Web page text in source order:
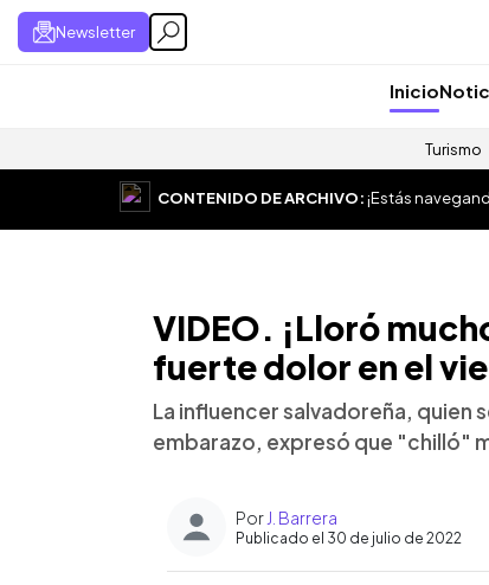
Newsletter
Inicio
Turismo
CONTENIDO DE ARCHIVO:¡Estás
VIDEO. ¡Lloró
fuerte dolor en el
La influencer salvadoreña, quien
embarazo, expresó que "chilló"
Por J. Barrera
Publicado el 30 de julio de 2022